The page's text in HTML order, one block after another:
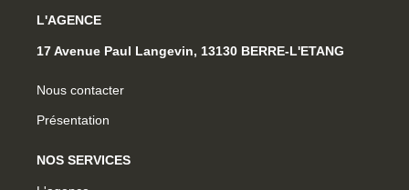
L'AGENCE
17 Avenue Paul Langevin, 13130 BERRE-L'ETANG
Nous contacter
Présentation
NOS SERVICES